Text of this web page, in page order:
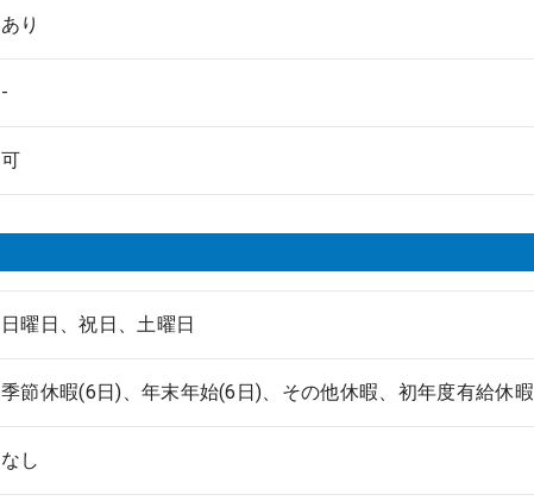
あり
-
可
日曜日、祝日、土曜日
季節休暇(6日)、年末年始(6日)、その他休暇、初年度有給休暇
なし